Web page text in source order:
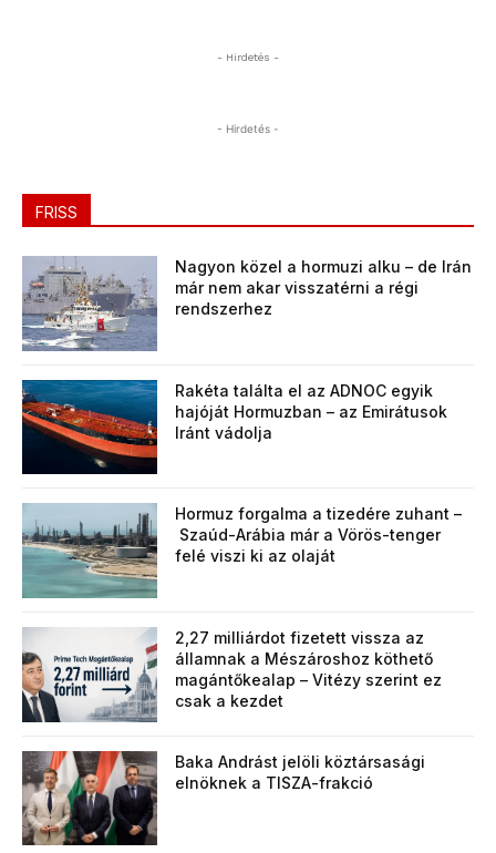
- Hirdetés -
- Hirdetés -
FRISS
Nagyon közel a hormuzi alku – de Irán
már nem akar visszatérni a régi
rendszerhez
Rakéta találta el az ADNOC egyik
hajóját Hormuzban – az Emirátusok
Iránt vádolja
Hormuz forgalma a tizedére zuhant –
Szaúd-Arábia már a Vörös-tenger
felé viszi ki az olaját
2,27 milliárdot fizetett vissza az
államnak a Mészároshoz köthető
magántőkealap – Vitézy szerint ez
csak a kezdet
Baka Andrást jelöli köztársasági
elnöknek a TISZA-frakció